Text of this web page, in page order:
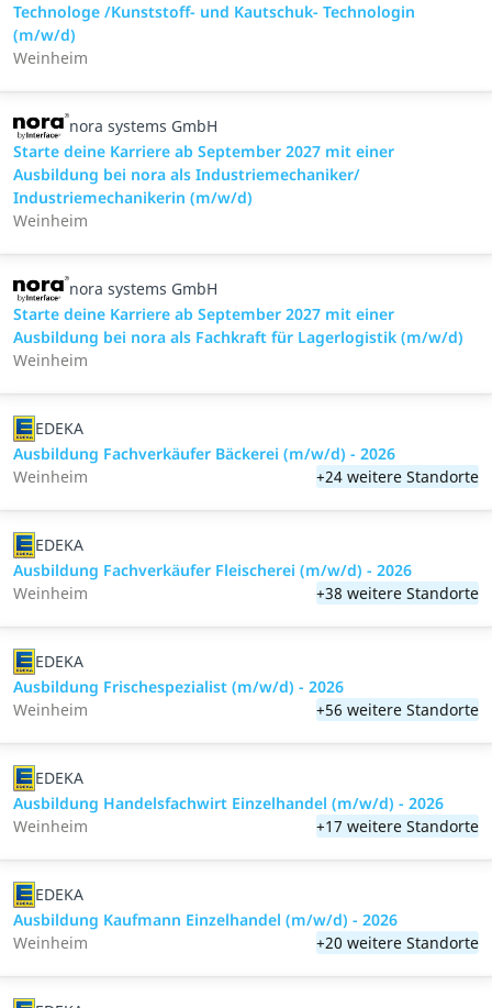
Technologe /Kunststoff- und Kautschuk- Technologin
(m/w/d)
Weinheim
nora systems GmbH
Starte deine Karriere ab September 2027 mit einer
Ausbildung bei nora als Industriemechaniker/
Industriemechanikerin (m/w/d)
Weinheim
nora systems GmbH
Starte deine Karriere ab September 2027 mit einer
Ausbildung bei nora als Fachkraft für Lagerlogistik (m/w/d)
Weinheim
EDEKA
Ausbildung Fachverkäufer Bäckerei (m/w/d) - 2026
Weinheim
+24 weitere Standorte
EDEKA
Ausbildung Fachverkäufer Fleischerei (m/w/d) - 2026
Weinheim
+38 weitere Standorte
EDEKA
Ausbildung Frischespezialist (m/w/d) - 2026
Weinheim
+56 weitere Standorte
EDEKA
Ausbildung Handelsfachwirt Einzelhandel (m/w/d) - 2026
Weinheim
+17 weitere Standorte
EDEKA
Ausbildung Kaufmann Einzelhandel (m/w/d) - 2026
Weinheim
+20 weitere Standorte